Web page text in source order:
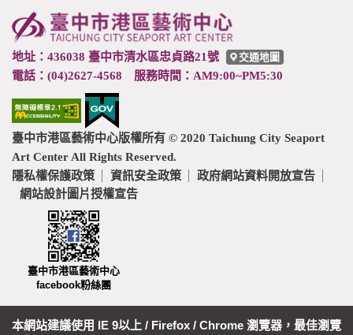
尾
地址：436038 臺中市清水區忠貞路21號 交通地圖
電話：(04)2627-4568 服務時間：AM9:00~PM5:30
臺中市港區藝術中心版權所有 © 2020 Taichung City Seaport
Art Center All Rights Reserved.
隱私權保護政策 資訊安全政策
政府網站資料開放宣告
網站設計圖片授權宣告
臺中市港區藝術中心
facebook粉絲團
本網站建議使用 IE 9以上 / Firefox / Chrome 瀏覽器，最佳瀏覽